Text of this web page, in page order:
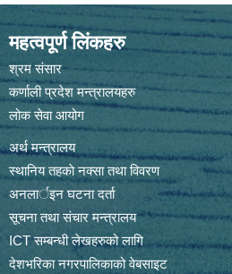
महत्वपूर्ण लिंकहरु
श्रम संसार
कर्णाली प्रदेश मन्त्रालयहरु
लोक सेवा आयोग
अर्थ मन्त्रालय
स्थानिय तहकाे नक्सा तथा विवरण
अनलार्इन घटना दर्ता
सूचना तथा संचार मन्त्रालय
ICT सम्बन्धी लेखहरुको लागि
देशभरिका नगरपालिकाको वेबसाइट